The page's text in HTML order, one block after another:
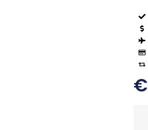
€